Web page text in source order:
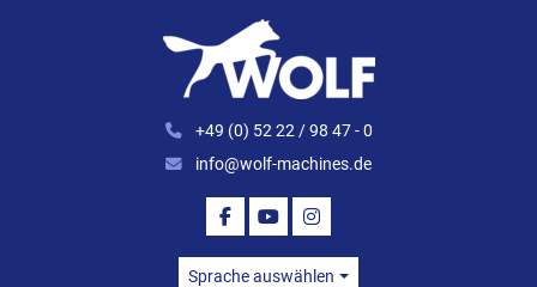
+49 (0) 52 22 / 98 47 - 0
info@wolf-machines.de
FACEBOOK
YOUTUBEINSTAGRAM
Sprache auswählen